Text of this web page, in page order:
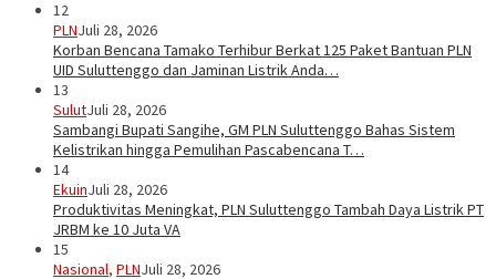
12
PLNJuli 28, 2026
Korban Bencana Tamako Terhibur Berkat 125 Paket Bantuan PLN
UID Suluttenggo dan Jaminan Listrik Anda…
13
SulutJuli 28, 2026
Sambangi Bupati Sangihe, GM PLN Suluttenggo Bahas Sistem
Kelistrikan hingga Pemulihan Pascabencana T…
14
EkuinJuli 28, 2026
Produktivitas Meningkat, PLN Suluttenggo Tambah Daya Listrik PT
JRBM ke 10 Juta VA
15
Nasional, PLNJuli 28, 2026